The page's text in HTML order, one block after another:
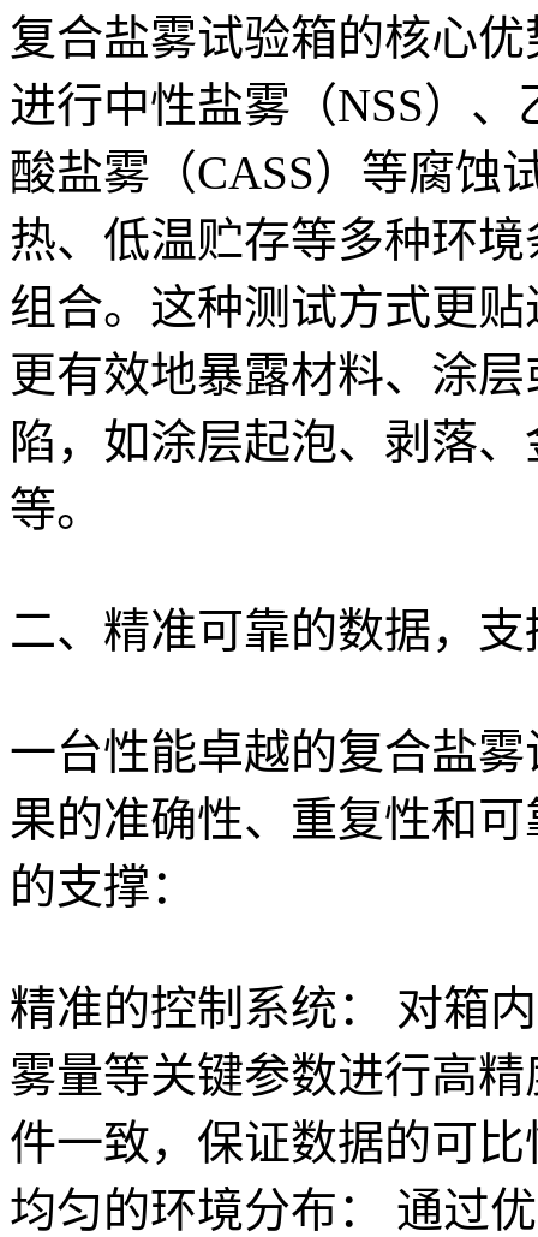
复合盐雾试验箱的核心
进行中性盐雾（NSS）
酸盐雾（CASS）等腐蚀
热、低温贮存等多种环
组合。这种测试方式更
更有效地暴露材料、涂
陷，如涂层起泡、剥落
等。
二、精准可靠的数据，
一台性能卓越的复合盐
果的准确性、重复性和
的支撑：
精准的控制系统： 对箱
雾量等关键参数进行高
件一致，保证数据的可比
均匀的环境分布： 通过